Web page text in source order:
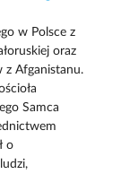
w Polsce z
oraz
z Afganistanu.
Samca
o